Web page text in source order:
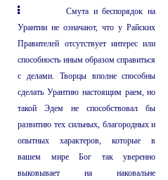
Смута и беспорядок на
Урантии не означают, что у Райских
Правителей отсутствует интерес или
способность иным образом справиться
с делами. Творцы вполне способны
сделать Урантию настоящим раем, но
такой Эдем не способствовал бы
развитию тех сильных, благородных и
опытных характеров, которые в
вашем мире Бог так уверенно
выковывает на наковальне